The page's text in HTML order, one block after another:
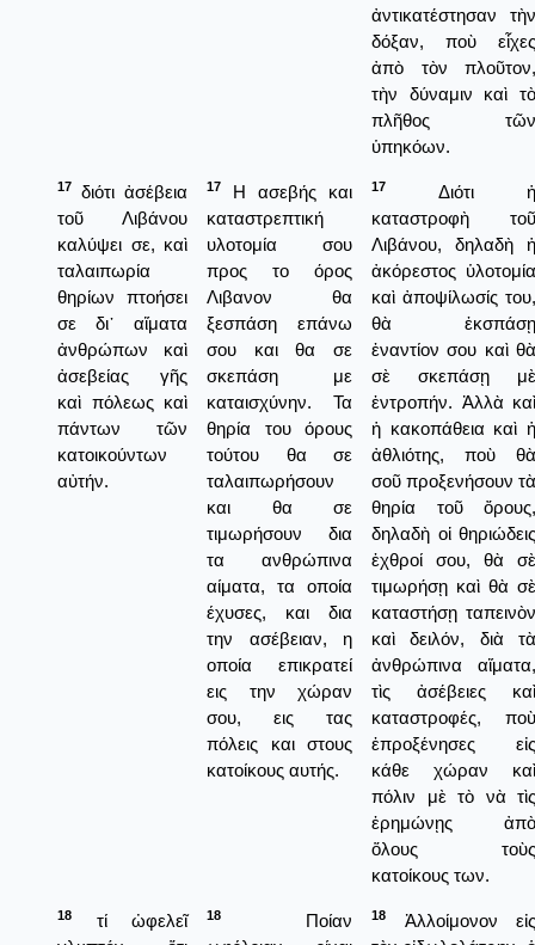
ἀντικατέστησαν τὴν
δόξαν, ποὺ εἶχες
ἀπὸ τὸν πλοῦτον,
τὴν δύναμιν καὶ τὸ
πλῆθος τῶν
ὑπηκόων.
17
διότι ἀσέβεια
τοῦ Λιβάνου
καλύψει σε, καὶ
ταλαιπωρία
θηρίων πτοήσει
σε δι᾿ αἵματα
ἀνθρώπων καὶ
ἀσεβείας γῆς
καὶ πόλεως καὶ
πάντων τῶν
κατοικούντων
αὐτήν.
17
Η ασεβής και
καταστρεπτική
υλοτομία σου
προς το όρος
Λιβανον θα
ξεσπάση επάνω
σου και θα σε
σκεπάση με
καταισχύνην. Τα
θηρία του όρους
τούτου θα σε
ταλαιπωρήσουν
και θα σε
τιμωρήσουν δια
τα ανθρώπινα
αίματα, τα οποία
έχυσες, και δια
την ασέβειαν, η
οποία επικρατεί
εις την χώραν
σου, εις τας
πόλεις και στους
κατοίκους αυτής.
17
Διότι ἡ
καταστροφὴ τοῦ
Λιβάνου, δηλαδὴ ἡ
ἀκόρεστος ὑλοτομία
καὶ ἀποψίλωσίς του,
θὰ ἐκσπάσῃ
ἐναντίον σου καὶ θὰ
σὲ σκεπάσῃ μὲ
ἐντροπήν. Ἀλλὰ καὶ
ἡ κακοπάθεια καὶ ἡ
ἀθλιότης, ποὺ θὰ
σοῦ προξενήσουν τὰ
θηρία τοῦ ὄρους,
δηλαδὴ οἱ θηριώδεις
ἐχθροί σου, θὰ σὲ
τιμωρήσῃ καὶ θὰ σὲ
καταστήσῃ ταπεινὸν
καὶ δειλόν, διὰ τὰ
ἀνθρώπινα αἵματα,
τὶς ἀσέβειες καὶ
καταστροφές, ποὺ
ἐπροξένησες εἰς
κάθε χώραν καὶ
πόλιν μὲ τὸ νὰ τὶς
ἐρημώνῃς ἀπὸ
ὅλους τοὺς
κατοίκους των.
18
τί ὠφελεῖ
18
Ποίαν
18
Ἀλλοίμονον εἰς